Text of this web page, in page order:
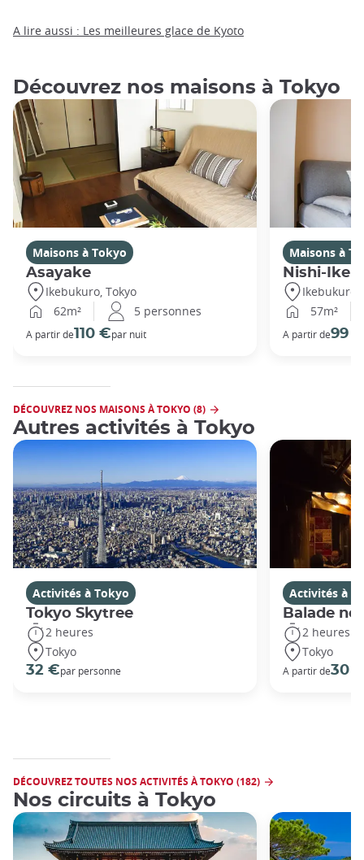
A lire aussi : Les meilleures glace de Kyoto
Découvrez nos maisons à Tokyo
Maisons à Tokyo
Asayake
Ikebukuro, Tokyo
62m²
5 personnes
A partir de110 €par nuit
Maisons à
Nishi-
Ikebukuro,
57m²
A partir de99 €
DÉCOUVREZ NOS MAISONS À TOKYO (8)
Autres activités à Tokyo
Activités à Tokyo
Tokyo Skytree
2 heures
Tokyo
32 €par personne
Activités à
Balade
2 heures
Tokyo
A partir de30
DÉCOUVREZ TOUTES NOS ACTIVITÉS À TOKYO (182)
Nos circuits à Tokyo